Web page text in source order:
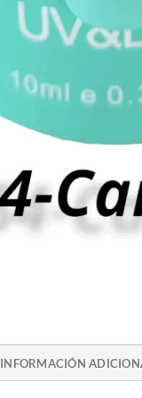
INFORMACIÓN